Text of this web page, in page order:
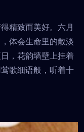
精致而美好。六月
体会生命里的散淡
，花韵墙壁上挂着
歌细语般，听着十